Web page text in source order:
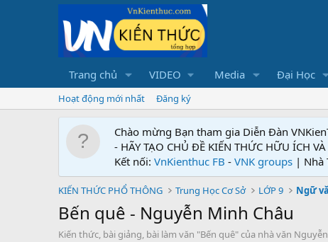
Trang chủ VIDEO Media Đại Học
Hoạt động mới nhất Đăng ký
Chào mừng Bạn tham gia Diễn Đàn
- HÃY TẠO CHỦ ĐỀ KIẾN THỨC HỮU ÍCH
Kết nối: VnKienthuc FB - VNK groups | Nhà
KIẾN THỨC PHỔ THÔNG Trung Học Cơ Sở LỚP 9 Ngữ
Bến quê - Nguyễn Minh Châu
Kiến thức, bài giảng, bài làm văn "Bến quê" của nhà văn